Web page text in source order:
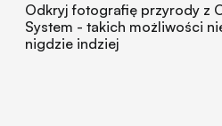
Odkryj fotografię przyrody z
System - takich możliwości
nigdzie indziej